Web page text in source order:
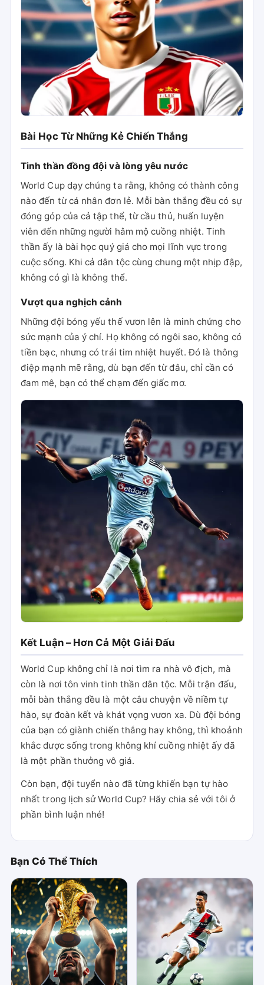
Bài Học Từ Những Kẻ Chiến Thắng
Tinh thần đồng đội và lòng yêu nước
World Cup dạy chúng ta rằng, không có thành công
nào đến từ cá nhân đơn lẻ. Mỗi bàn thắng đều có sự
đóng góp của cả tập thể, từ cầu thủ, huấn luyện
viên đến những người hâm mộ cuồng nhiệt. Tinh
thần ấy là bài học quý giá cho mọi lĩnh vực trong
cuộc sống. Khi cả dân tộc cùng chung một nhịp đập,
không có gì là không thể.
Vượt qua nghịch cảnh
Những đội bóng yếu thế vươn lên là minh chứng cho
sức mạnh của ý chí. Họ không có ngôi sao, không có
tiền bạc, nhưng có trái tim nhiệt huyết. Đó là thông
điệp mạnh mẽ rằng, dù bạn đến từ đâu, chỉ cần có
đam mê, bạn có thể chạm đến giấc mơ.
Kết Luận – Hơn Cả Một Giải Đấu
World Cup không chỉ là nơi tìm ra nhà vô địch, mà
còn là nơi tôn vinh tinh thần dân tộc. Mỗi trận đấu,
mỗi bàn thắng đều là một câu chuyện về niềm tự
hào, sự đoàn kết và khát vọng vươn xa. Dù đội bóng
của bạn có giành chiến thắng hay không, thì khoảnh
khắc được sống trong không khí cuồng nhiệt ấy đã
là một phần thưởng vô giá.
Còn bạn, đội tuyển nào đã từng khiến bạn tự hào
nhất trong lịch sử World Cup? Hãy chia sẻ với tôi ở
phần bình luận nhé!
Bạn Có Thể Thích